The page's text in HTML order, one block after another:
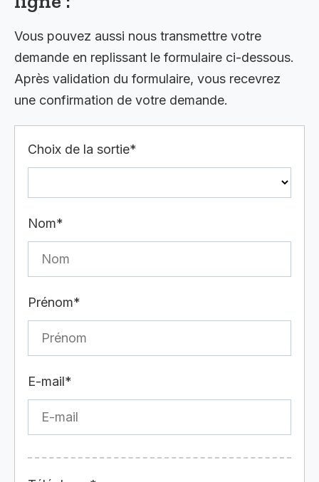
Vous pouvez aussi nous transmettre votre
demande en replissant le formulaire ci-dessous.
Après validation du formulaire, vous recevrez
une confirmation de votre demande.
Choix de la sortie*
Nom*
Prénom*
E-mail*